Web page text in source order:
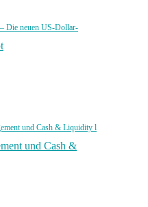
Die neuen US-Dollar-
und Cash & Liquidity l
und Cash &